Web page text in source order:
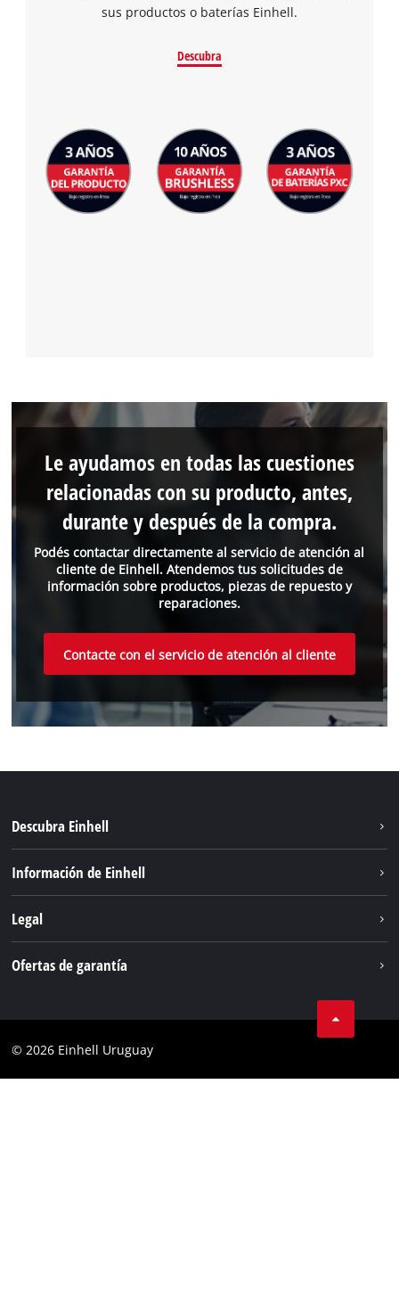
sus productos o baterías Einhell.
Descubra
Podés contactar directamente al servicio de atención al
cliente de Einhell. Atendemos tus solicitudes de
información sobre productos, piezas de repuesto y
reparaciones.
Le ayudamos en todas las cuestiones
relacionadas con su producto, antes,
durante y después de la compra.
Contacte con el servicio de atención al cliente
Descubra Einhell
Servicio
Información de Einhell
Legal
Cumplimiento
Ofertas de garantía
Garantía PurePower Brushless
© 2026 Einhell Uruguay